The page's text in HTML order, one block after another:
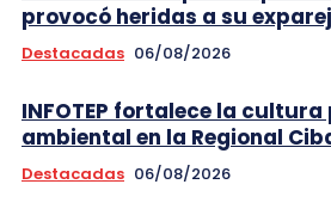
provocó heridas a su
Destacadas 06/08/2026
INFOTEP fortalece la
ambiental en la Regional
Destacadas 06/08/2026